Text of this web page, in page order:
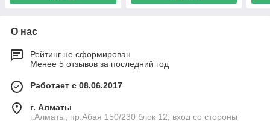
О нас
Рейтинг не сформирован
Менее 5 отзывов за последний год
Работает с 08.06.2017
г. Алматы
г.Алматы, пр.Абая 150/230 блок 12, вход со стороны